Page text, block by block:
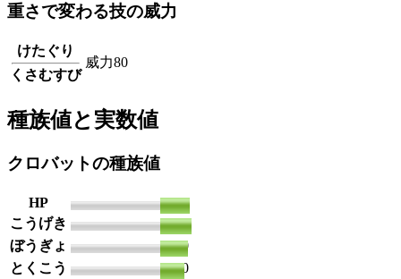
重さで変わる技の威力
けたぐり
くさむすび
威力80
種族値と実数値
クロバットの種族値
HP
85
こうげき
90
ぼうぎょ
80
とくこう
70